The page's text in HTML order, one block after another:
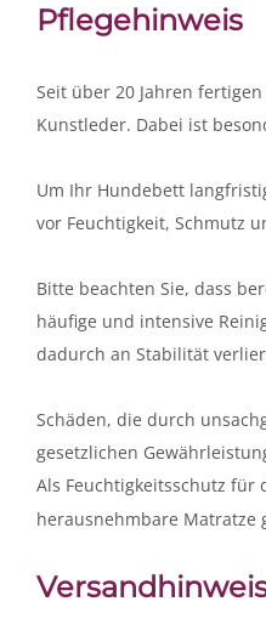
Pflegehinweis
Seit über 20 Jahren
Kunstleder. Dabei ist
Um Ihr Hundebett
vor Feuchtigkeit, Schmutz
Bitte beachten Sie, dass
häufige und intensive
dadurch an Stabilität
Schäden, die durch
gesetzlichen
Als Feuchtigkeitsschutz
herausnehmbare Matratze